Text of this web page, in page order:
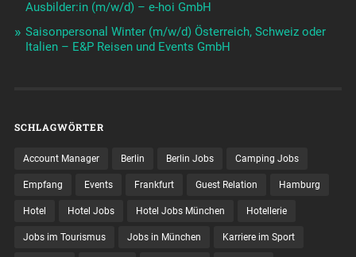
Ausbilder:in (m/w/d) – e-hoi GmbH
Saisonpersonal Winter (m/w/d) Österreich, Schweiz oder
Italien – E&P Reisen und Events GmbH
SCHLAGWÖRTER
Account Manager Berlin Berlin Jobs Camping Jobs
Empfang Events Frankfurt Guest Relation Hamburg
Hotel Hotel Jobs Hotel Jobs München Hotellerie
Jobs im Tourismus Jobs in München Karriere im Sport